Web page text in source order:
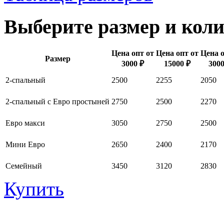
Выберите размер и
Размер
Цена опт от
3000 ₽
Цена опт от
15000 ₽
Цена
2-спальный
2500 2255 2050
2-спальный с Евро простыней 2750 2500 2270
Евро макси 3050 2750 2500
Мини Евро 2650 2400 2170
Семейный 3450 3120 2830
Купить